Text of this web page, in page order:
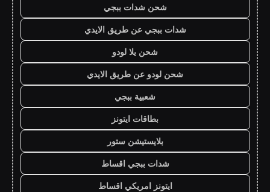
شحن شدات ببجي
شدات ببجي عن طريق الايدي
شحن يلا لودو
شحن لودو عن طريق الايدي
شعبية ببجي
بطاقات ايتونز
بلايستيشن ستور
شدات ببجي اقساط
ايتونز امريكي اقساط